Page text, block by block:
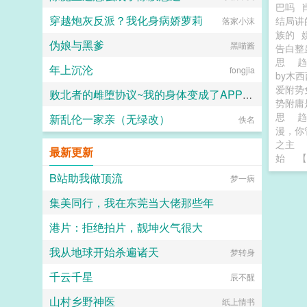
巴吗
结局
族的
告白
思
by木
爱附
势附
思
漫，
之主
始
穿越炮灰反派？我化身病娇萝莉 落家小沫
伪娘与黑爹 黑喵酱
年上沉沦 fongjia
败北者的雌堕协议~我的身体变成了APP支配的雌肉玩具~
小怪兽
新乱伦一家亲（无绿改） 佚名
最新更新
B站助我做顶流
梦一病
集美同行，我在东莞当大佬那些年
港片：拒绝拍片，靓坤火气很大
甲壳虫坚硬的外壳
我从地球开始杀遍诸天 梦转身
千云千星 辰不醒
山村乡野神医 纸上情书